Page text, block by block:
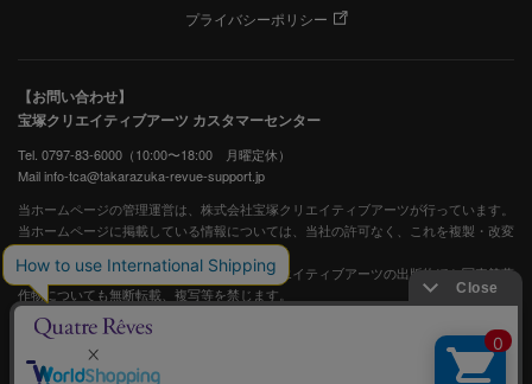
プライバシーポリシー
【お問い合わせ】
宝塚クリエイティブアーツ カスタマーセンター
Tel. 0797-83-6000（10:00〜18:00 月曜定休）
Mail info-tca@takarazuka-revue-support.jp
当ホームページの管理運営は、株式会社宝塚クリエイティブアーツが行っています。
当ホームページに掲載している情報については、当社の許可なく、これを複製・改変
することを固く禁止します。
また、阪急電鉄並びに宝塚歌劇団、宝塚クリエイティブアーツの出版物ほか写真等著
作物についても無断転載、複写等を禁じます。
宝塚歌劇公式ホームページ
JASRAC許諾番号：S0507081515